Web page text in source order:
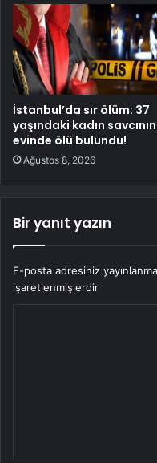
İstanbul’da sır ölüm: 37
yaşındaki kadın savcının
evinde ölü bulundu!
Ağustos 8, 2026
Bir yanıt yazın
E-posta adresiniz
işaretlenmişlerdir